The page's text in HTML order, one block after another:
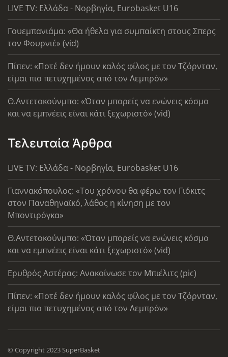
LIVE TV: Ελλάδα - Νορβηγία, Eurobasket U16
Γουεμπανιάμα: «Θα ήθελα για συμπαίκτη στους Σπερς
τον Φουρνιέ» (vid)
Πίπεν: «Ποτέ δεν ήμουν καλός φίλος με τον Τζόρνταν,
είμαι πιο πετυχημένος από τον Λεμπρόν»
Θ.Αντετοκούνμπο: «Όταν μπορείς να ενώνεις κόσμο
και να εμπνέεις είναι κάτι ξεχωριστό» (vid)
Τελευταία Άρθρα
LIVE TV: Ελλάδα - Νορβηγία, Eurobasket U16
Γιαννακόπουλος: «Του χρόνου θα φέρω τον Γιόκιτς
στον Παναθηναϊκό, λάθος η κίνηση με τον
Μποντιρόγκα»
Θ.Αντετοκούνμπο: «Όταν μπορείς να ενώνεις κόσμο
και να εμπνέεις είναι κάτι ξεχωριστό» (vid)
Ερυθρός Αστέρας: Ανακοίνωσε τον Μπιέλιτς (pic)
Πίπεν: «Ποτέ δεν ήμουν καλός φίλος με τον Τζόρνταν,
είμαι πιο πετυχημένος από τον Λεμπρόν»
© Copyright 2023 SuperBasket